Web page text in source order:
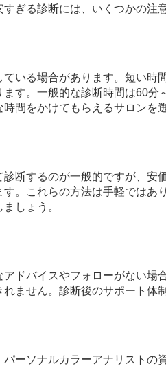
ぎる診断には、いくつかの注
いる場合があります。短い
す。一般的な診断時間は60
間をかけてもらえるサロンを
断するのが一般的ですが、
。これらの方法は手軽では
しょう。
ドバイスやフォローがない
ません。診断後のサポート体
ーソナルカラーアナリスト